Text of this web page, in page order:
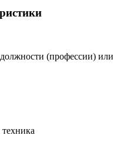
(профессии) или